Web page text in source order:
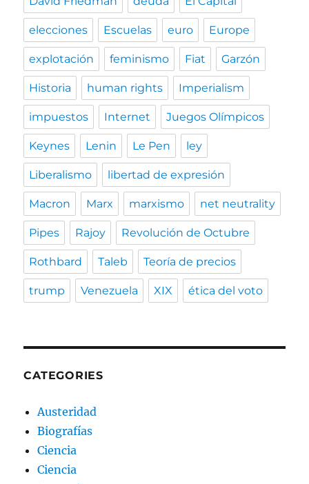
elecciones Escuelas euro Europe
explotación feminismo Fiat Garzón
Historia human rights Imperialism
impuestos Internet Juegos Olímpicos
Keynes Lenin Le Pen ley
Liberalismo libertad de expresión
Macron Marx marxismo net neutrality
Pipes Rajoy Revolución de Octubre
Rothbard Taleb Teoría de precios
trump Venezuela XIX ética del voto
CATEGORIES
Austeridad
Biografías
Ciencia
Ciencia